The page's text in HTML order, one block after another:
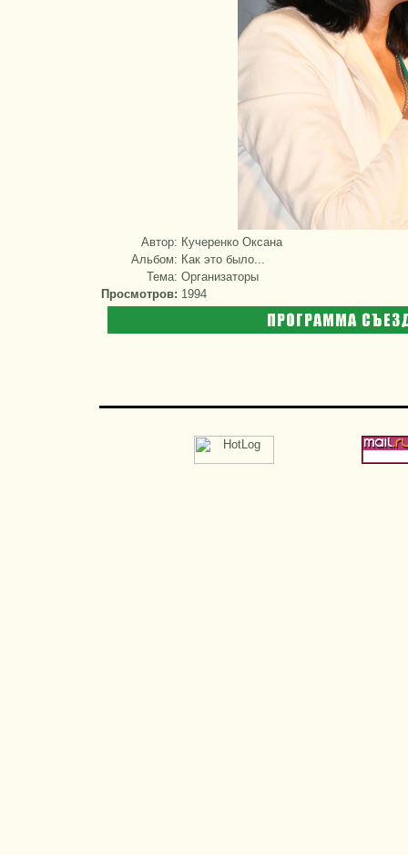
Автор: Кучеренко Оксана
Альбом: Как это было...
Тема: Организаторы
Просмотров: 1994